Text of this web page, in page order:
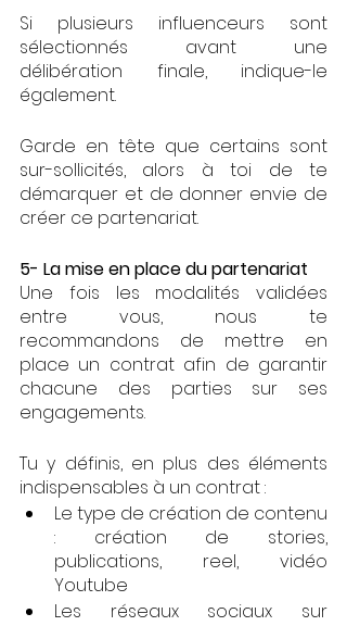
Si plusieurs influenceurs sont
sélectionnés avant une
délibération finale, indique-le
également.
Garde en tête que certains sont
sur-sollicités, alors à toi de te
démarquer et de donner envie de
créer ce partenariat.
5- La mise en place du partenariat
Une fois les modalités validées
entre vous, nous te
recommandons de mettre en
place un contrat afin de garantir
chacune des parties sur ses
engagements.
Tu y définis, en plus des éléments
indispensables à un contrat :
Le type de création de contenu
: création de stories,
publications, reel, vidéo
Youtube
Les réseaux sociaux sur